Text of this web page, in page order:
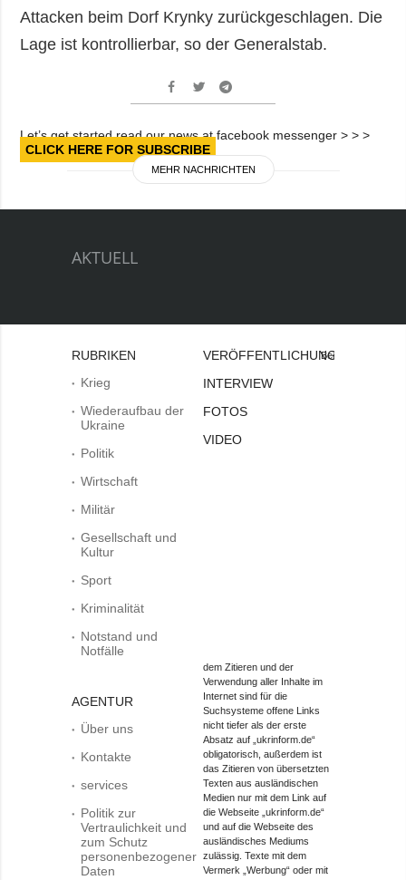
Attacken beim Dorf Krynky zurückgeschlagen. Die
Lage ist kontrollierbar, so der Generalstab.
Let’s get started read our news at facebook messenger > > >
CLICK HERE FOR SUBSCRIBE
MEHR NACHRICHTEN
AKTUELL
RUBRIKEN
Krieg
Wiederaufbau der
Ukraine
Politik
Wirtschaft
Militär
Gesellschaft und
Kultur
Sport
Kriminalität
Notstand und
Notfälle
AGENTUR
Über uns
Kontakte
services
Politik zur
Vertraulichkeit und
zum Schutz
personenbezogener
Daten
VERÖFFENTLICHUNGEN
INTERVIEW
FOTOS
VIDEO
Bei
dem Zitieren und der
Verwendung aller Inhalte im
Internet sind für die
Suchsysteme offene Links
nicht tiefer als der erste
Absatz auf „ukrinform.de“
obligatorisch, außerdem ist
das Zitieren von übersetzten
Texten aus ausländischen
Medien nur mit dem Link auf
die Webseite „ukrinform.de“
und auf die Webseite des
ausländisches Mediums
zulässig. Texte mit dem
Vermerk „Werbung“ oder mit